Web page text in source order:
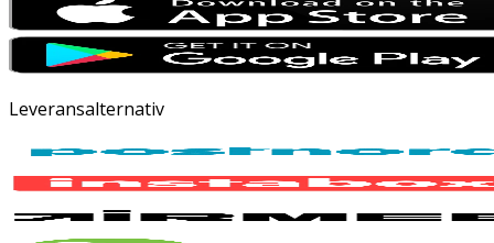
Leveransalternativ